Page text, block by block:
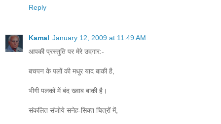
Reply
Kamal January 12, 2009 at 11:49 AM
आपकी प्रस्तुति पर मेरे उदगार:-
बचपन के पलों की मधुर याद बाकी है,
भीगी पलकों में बंद ख्वाब बाकी है।
संकलित संजोये सनेह-सिक्त चित्रों में,